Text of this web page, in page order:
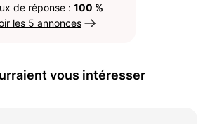
de réponse : 100 %
les 5 annonces
vous intéresser